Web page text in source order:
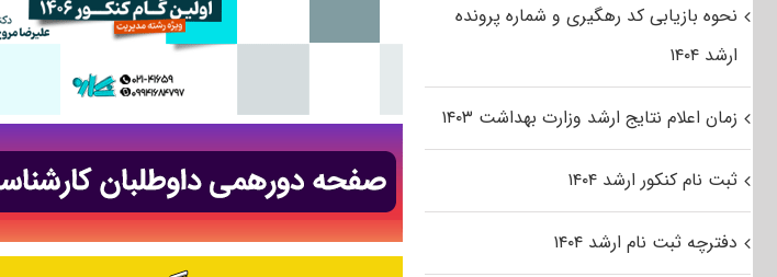
نحوه بازیابی کد رهگیری و شماره پرونده
ارشد ۱۴۰۴
زمان اعلام نتایج ارشد وزارت بهداشت ۱۴۰۳
ثبت نام کنکور ارشد ۱۴۰۴
دفترچه ثبت نام ارشد ۱۴۰۴